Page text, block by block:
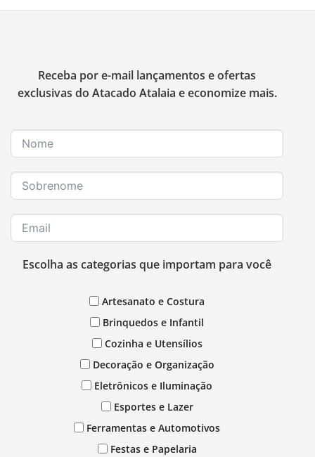
Receba por e-mail lançamentos e ofertas
exclusivas do Atacado Atalaia e economize mais.
Escolha as categorias que importam para você
Artesanato e Costura
Brinquedos e Infantil
Cozinha e Utensílios
Decoração e Organização
Eletrônicos e Iluminação
Esportes e Lazer
Ferramentas e Automotivos
Festas e Papelaria